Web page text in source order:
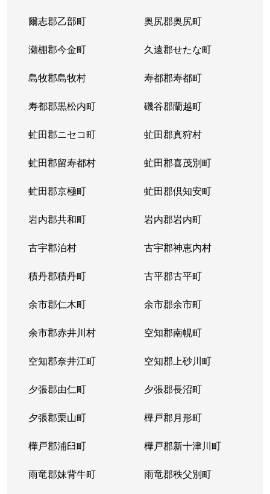
爾志郡乙部町 奥尻郡奥尻町
瀬棚郡今金町 久遠郡せたな町
島牧郡島牧村 寿都郡寿都町
寿都郡黒松内町 磯谷郡蘭越町
虻田郡ニセコ町 虻田郡真狩村
虻田郡留寿都村 虻田郡喜茂別町
虻田郡京極町 虻田郡倶知安町
岩内郡共和町 岩内郡岩内町
古宇郡泊村 古宇郡神恵内村
積丹郡積丹町 古平郡古平町
余市郡仁木町 余市郡余市町
余市郡赤井川村 空知郡南幌町
空知郡奈井江町 空知郡上砂川町
夕張郡由仁町 夕張郡長沼町
夕張郡栗山町 樺戸郡月形町
樺戸郡浦臼町 樺戸郡新十津川町
雨竜郡妹背牛町 雨竜郡秩父別町